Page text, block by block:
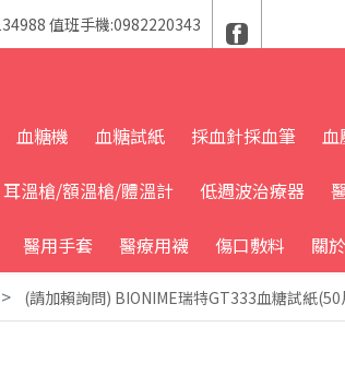
值班手機:0982220343
血糖機 血糖試紙 採血針採血筆 血
耳溫槍/額溫槍/體溫計 低週波治療器
醫用手套 醫療用襪 傷口敷料 關
(請加賴詢問) BIONIME瑞特GT333血糖試紙